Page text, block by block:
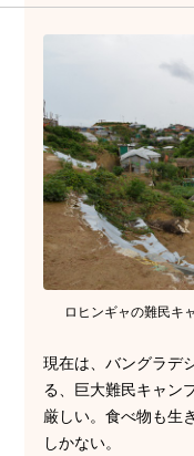
ロヒンギャの難民キ
現在は、バングラデ
る、巨大難民キャン
厳しい。食べ物も生
しかない。